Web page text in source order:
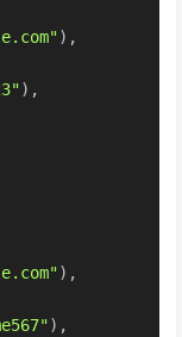
) ,
) ,
) ,
) ,